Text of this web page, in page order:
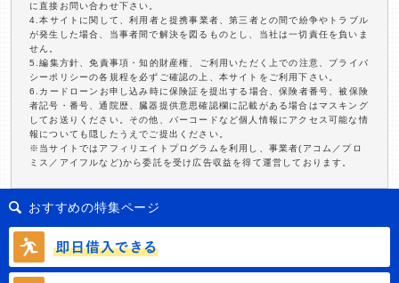
に直接お問い合わせ下さい。
4.本サイトに関して、利用者と提携事業者、第三者との間で紛争やトラブル
が発生した場合、当事者間で解決を図るものとし、当社は一切責任を負いま
せん。
5.編集方針、免責事項・知的財産権、ご利用いただく上での注意、プライバ
シーポリシーの各規程を必ずご確認の上、本サイトをご利用下さい。
6.カードローンお申し込み時に保険証を提出する場合、保険者番号、被保険
者記号・番号、通院歴、臓器提供意思確認欄に記載がある場合はマスキング
してお送りください。その他、バーコードなど個人情報にアクセス可能な情
報についても隠したうえでご提出ください。
※当サイトではアフィリエイトプログラムを利用し、事業者(アコム／プロ
ミス／アイフルなど)から委託を受け広告収益を得て運営しております。
おすすめの特集ページ